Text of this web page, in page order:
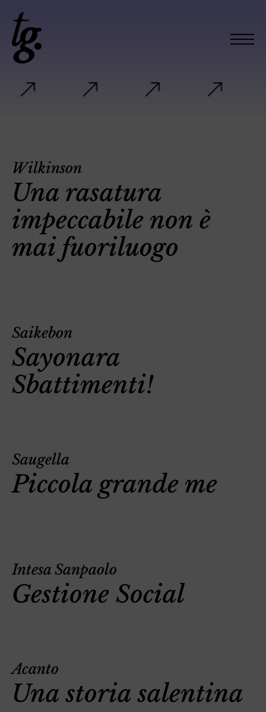
Wilkinson
Una rasatura
impeccabile non è
mai fuoriluogo
Saikebon
Sayonara
Sbattimenti!
Intesa Sanpaolo
Gestione Social
Saugella
Piccola grande me
Acanto
Una storia salentina